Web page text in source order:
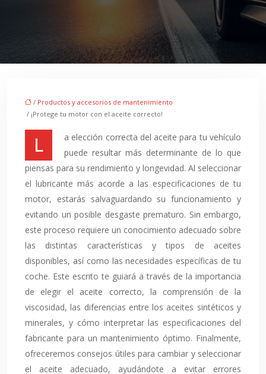
/ Productos y accesorios de mantenimiento
/ ¡Protege tu motor con el aceite correcto!
La elección correcta del aceite para tu vehículo
puede resultar más determinante de lo que
piensas para su rendimiento y longevidad. Al seleccionar
el lubricante más acorde a las especificaciones de tu
motor, estarás salvaguardando su funcionamiento y
evitando un posible desgaste prematuro. Sin embargo,
este proceso requiere un conocimiento adecuado sobre
las distintas características y tipos de aceites
disponibles, así como las necesidades específicas de tu
coche. Este escrito te guiará a través de la importancia
de elegir el aceite correcto, la comprensión de la
viscosidad, las diferencias entre los aceites sintéticos y
minerales, y cómo interpretar las especificaciones del
fabricante para un mantenimiento óptimo. Finalmente,
ofreceremos consejos útiles para cambiar y seleccionar
el aceite adecuado, ayudándote a evitar errores